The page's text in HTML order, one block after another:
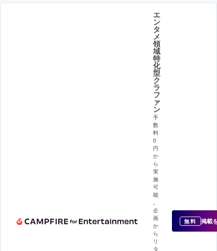
エ
ン
タ
メ
領
域
特
化
型
ク
ラ
フ
ァ
ン
手
数
料
0
円
か
ら
実
施
可
能
。
企
画
か
ら
リ
タ
無料 掲載